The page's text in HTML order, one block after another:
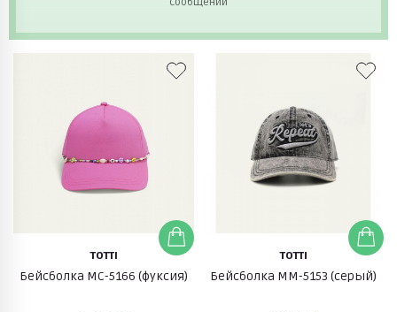
TOTTI
Бейсболка МС-5166 (фуксия)
TOTTI
Бейсболка ММ-5153 (серый)